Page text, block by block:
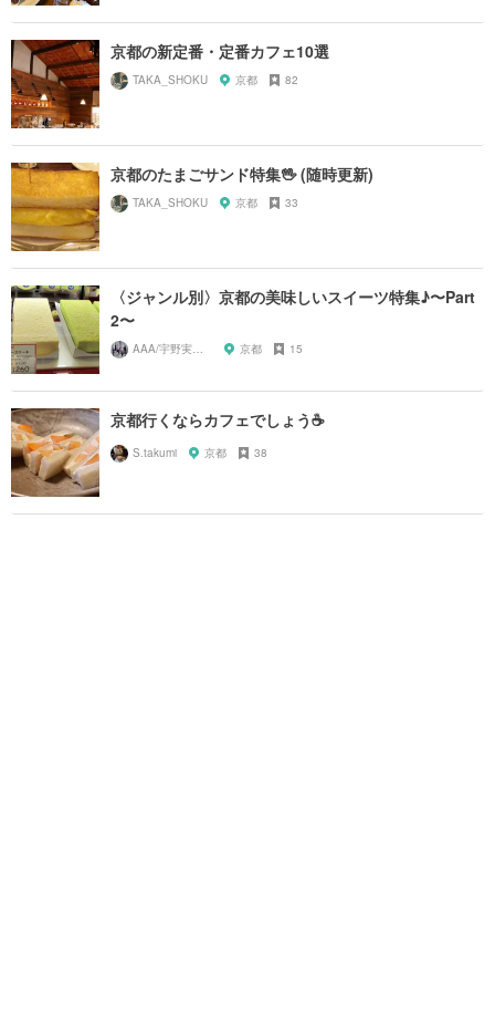
京都の新定番・定番カフェ10選
TAKA_SHOKU 京都 82
京都のたまごサンド特集🖖 (随時更新)
TAKA_SHOKU 京都 33
〈ジャンル別〉京都の美味しいスイーツ特集♪〜Part
2〜
AAA/宇野実彩子推し 京都 15
京都行くならカフェでしょう☕️
S.takumi 京都 38